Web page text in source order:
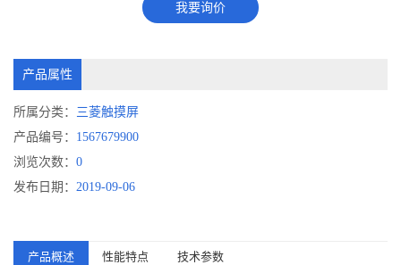
我要询价
产品属性
所属分类： 三菱触摸屏
产品编号： 1567679900
浏览次数： 0
发布日期： 2019-09-06
产品概述 性能特点 技术参数